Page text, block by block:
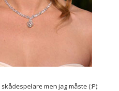
men jag måste (:P):